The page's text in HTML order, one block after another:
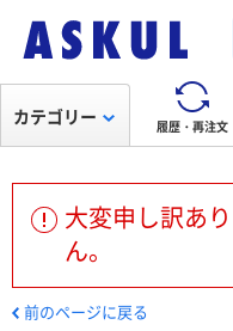
履歴・再注文
カテゴリー
大変申し訳あ
ん。
前のページに戻る